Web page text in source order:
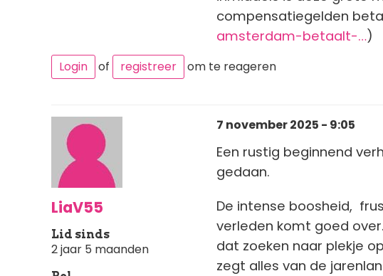
compensatiegelden
amsterdam-betaalt-…)
Login of registreer om te reageren
LiaV55
Lid sinds
2 jaar 5 maanden
7 november 2025 - 9:05
Een rustig beginnend
gedaan.
De intense boosheid,
verleden komt goed
dat zoeken naar plekje
zegt alles van de